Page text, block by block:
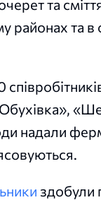
та
та в
надали
здобули